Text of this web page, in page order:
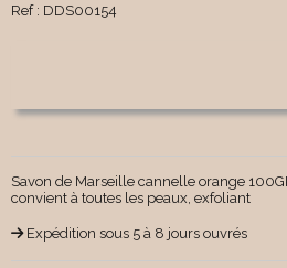
Ref : DDS00154
Savon de Marseille cannelle orange
convient à toutes les peaux, exfoliant
Expédition sous 5 à 8 jours ouvrés